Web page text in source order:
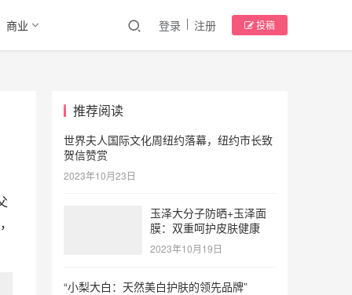
商业 登录 注册 投稿
推荐阅读
世界夫人国际文化周纽约落幕，纽约市长致
贺信赞赏
2023年10月23日
玉泽大分子防晒+玉泽面
膜：双重呵护皮肤健康
2023年10月19日
“小梨大白：天然美白护肤的领先品牌”